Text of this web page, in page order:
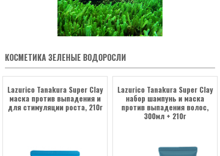
КОСМЕТИКА ЗЕЛЕНЫЕ ВОДОРОСЛИ
Lazurico Tanakura Super Clay
маска против выпадения и
для стимуляции роста, 210г
Lazurico Tanakura Super Clay
набор шампунь и маска
против выпадения волос,
300мл + 210г